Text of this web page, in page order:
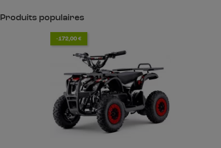
Produits populaires
-172,00 €